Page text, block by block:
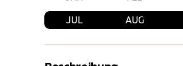
JUL AUG